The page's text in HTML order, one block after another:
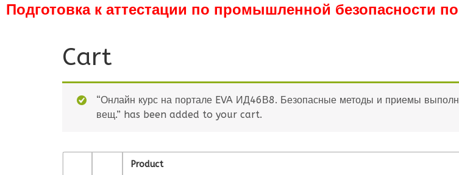
Подготовка к аттестации по промышленной безопасности
Cart
“Онлайн курс на портале EVA ИД46В8. Безопасные методы и приемы
вещ.” has been added to your cart.
Product